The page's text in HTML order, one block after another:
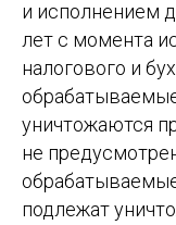
и исполнением
лет с момента
налогового и
уничтожаются
не
подлежат